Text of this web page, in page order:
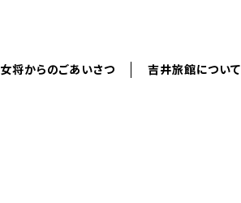
女将からのごあいさつ 吉井旅館について